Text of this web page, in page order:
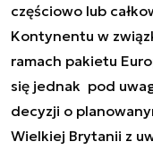
częściowo lub
Kontynentu w
ramach pakietu
się jednak pod
decyzji o
Wielkiej Brytanii z